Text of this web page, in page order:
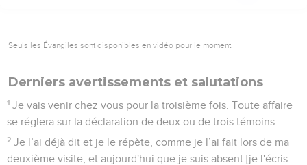
Seuls les Évangiles sont disponibles en vidéo pour le moment.
Derniers avertissements et salutations
1 Je vais venir chez vous pour la troisième fois. Toute affaire
se réglera sur la déclaration de deux ou de trois témoins.
2 Je l’ai déjà dit et je le répète, comme je l’ai fait lors de ma
deuxième visite, et aujourd'hui que je suis absent [je l'écris